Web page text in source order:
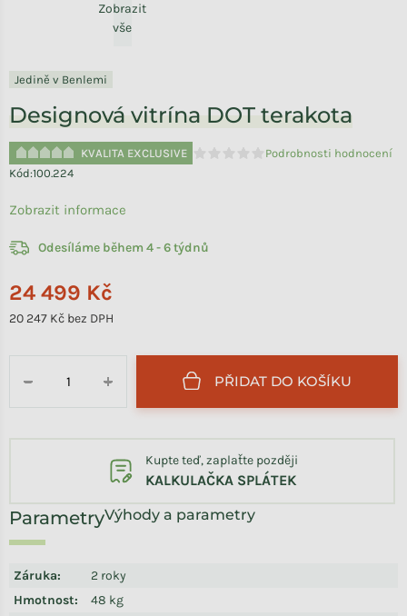
Zobrazit
vše
Jedině v Benlemi
Designová vitrína DOT terakota
KVALITA EXCLUSIVE
Průměrné hodnocení produktu
Podrobnosti hodnocení
Kód:100.224
24 499 Kč
20 247 Kč bez DPH
Odesíláme během 4 - 6 týdnů
+
− PŘIDAT DO KOŠÍKU
Výhody a parametry
Záruka:
2 roky
Hmotnost:
48 kg
Kupte teď, zaplaťte později
KALKULAČKA SPLÁTEK
Zobrazit informace